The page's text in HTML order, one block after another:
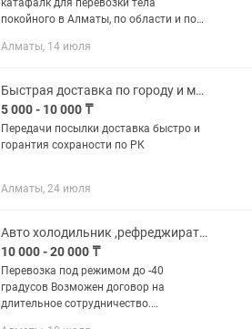
катафалк для перевозки тела
покойного в Алматы, по области и по
для сопровождающих до 8 человек. -
Алматы, 14 июля
Быстрая доставка по городу и межгород бусик холодильник
5 000 - 10 000 ₸
Передачи посылки доставка быстро и
горантия сохраности по РК
Алматы, 24 июля
Авто холодильник ,рефреджиратор, реф
10 000 - 20 000 ₸
Перевозка под режимом до -40
градусов Возможен договор на
длительное сотрудничество.